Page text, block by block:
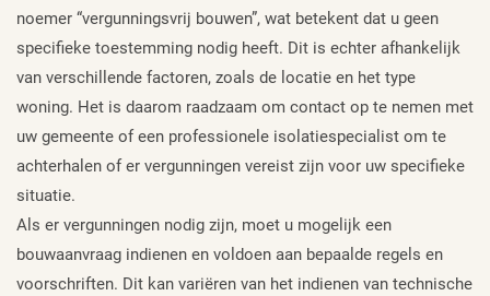
noemer “vergunningsvrij bouwen”, wat betekent dat u geen
specifieke toestemming nodig heeft. Dit is echter afhankelijk
van verschillende factoren, zoals de locatie en het type
woning. Het is daarom raadzaam om contact op te nemen met
uw gemeente of een professionele isolatiespecialist om te
achterhalen of er vergunningen vereist zijn voor uw specifieke
situatie.
Als er vergunningen nodig zijn, moet u mogelijk een
bouwaanvraag indienen en voldoen aan bepaalde regels en
voorschriften. Dit kan variëren van het indienen van technische